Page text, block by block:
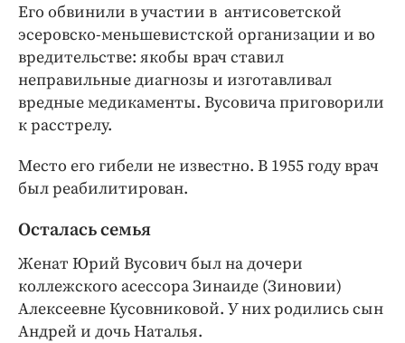
Его обвинили в участии в антисоветской
эсеровско-меньшевистской организации и во
вредительстве: якобы врач ставил
неправильные диагнозы и изготавливал
вредные медикаменты. Вусовича приговорили
к расстрелу.
Место его гибели не известно. В 1955 году врач
был реабилитирован.
Осталась семья
Женат Юрий Вусович был на дочери
коллежского асессора Зинаиде (Зиновии)
Алексеевне Кусовниковой. У них родились сын
Андрей и дочь Наталья.